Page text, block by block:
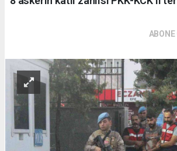
ABONE